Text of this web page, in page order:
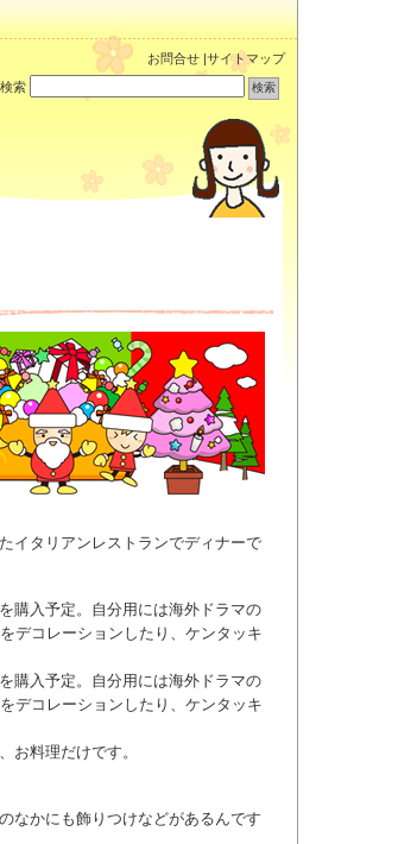
お問合せ |サイトマップ
索
イタリアンレストランでディナーで
購入予定。自分用には海外ドラマの
デコレーションしたり、ケンタッキ
購入予定。自分用には海外ドラマの
デコレーションしたり、ケンタッキ
お料理だけです。
かにも飾りつけなどがあるんです